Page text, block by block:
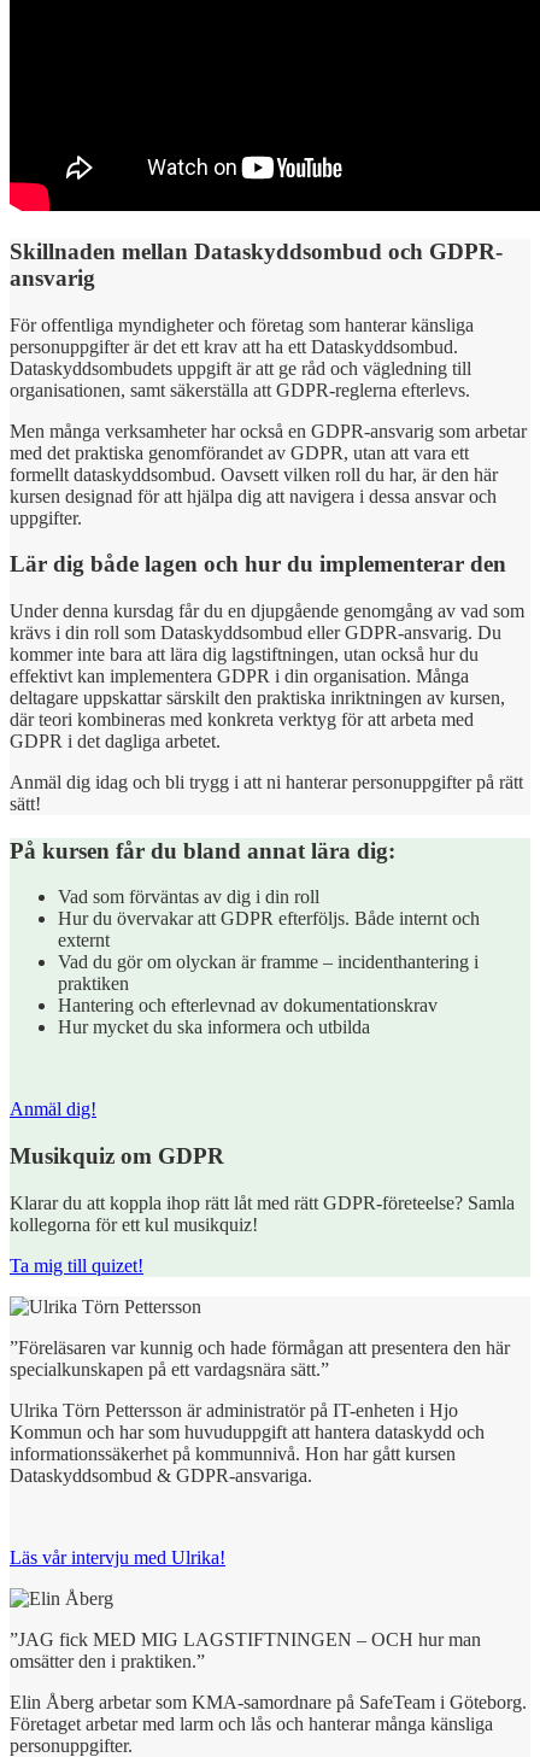
Skillnaden mellan Dataskyddsombud och GDPR-
ansvarig
För offentliga myndigheter och företag som hanterar känsliga
personuppgifter är det ett krav att ha ett Dataskyddsombud.
Dataskyddsombudets uppgift är att ge råd och vägledning till
organisationen, samt säkerställa att GDPR-reglerna efterlevs.
Men många verksamheter har också en GDPR-ansvarig som arbetar
med det praktiska genomförandet av GDPR, utan att vara ett
formellt dataskyddsombud. Oavsett vilken roll du har, är den här
kursen designad för att hjälpa dig att navigera i dessa ansvar och
uppgifter.
Lär dig både lagen och hur du implementerar den
Under denna kursdag får du en djupgående genomgång av vad som
krävs i din roll som Dataskyddsombud eller GDPR-ansvarig. Du
kommer inte bara att lära dig lagstiftningen, utan också hur du
effektivt kan implementera GDPR i din organisation. Många
deltagare uppskattar särskilt den praktiska inriktningen av kursen,
där teori kombineras med konkreta verktyg för att arbeta med
GDPR i det dagliga arbetet.
Anmäl dig idag och bli trygg i att ni hanterar personuppgifter på rätt
sätt!
På kursen får du bland annat lära dig:
Vad som förväntas av dig i din roll
Hur du övervakar att GDPR efterföljs. Både internt och
externt
Vad du gör om olyckan är framme – incidenthantering i
praktiken
Hantering och efterlevnad av dokumentationskrav
Hur mycket du ska informera och utbilda
Anmäl dig!
Musikquiz om GDPR
Klarar du att koppla ihop rätt låt med rätt GDPR-företeelse? Samla
kollegorna för ett kul musikquiz!
Ta mig till quizet!
”Föreläsaren var kunnig och hade förmågan att presentera den här
specialkunskapen på ett vardagsnära sätt.”
Ulrika Törn Pettersson är administratör på IT-enheten i Hjo
Kommun och har som huvuduppgift att hantera dataskydd och
informationssäkerhet på kommunnivå. Hon har gått kursen
Dataskyddsombud & GDPR-ansvariga.
Läs vår intervju med Ulrika!
”JAG fick MED MIG LAGSTIFTNINGEN – OCH hur man
omsätter den i praktiken.”
Elin Åberg arbetar som KMA-samordnare på SafeTeam i Göteborg.
Företaget arbetar med larm och lås och hanterar många känsliga
personuppgifter.